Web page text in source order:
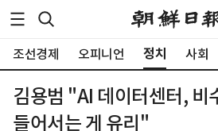
조선경제 오피니언 정치 사회
김용범 "AI 데이터센터, 비
들어서는 게 유리"